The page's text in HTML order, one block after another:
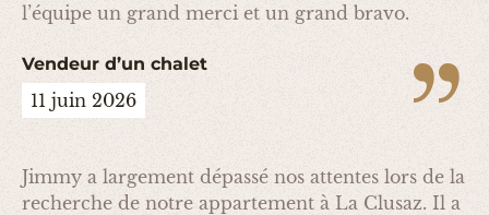
l’équipe un grand merci et un grand bravo.
Vendeur d’un chalet
11 juin 2026
Jimmy a largement dépassé nos attentes lors de la
recherche de notre appartement à La Clusaz. Il a